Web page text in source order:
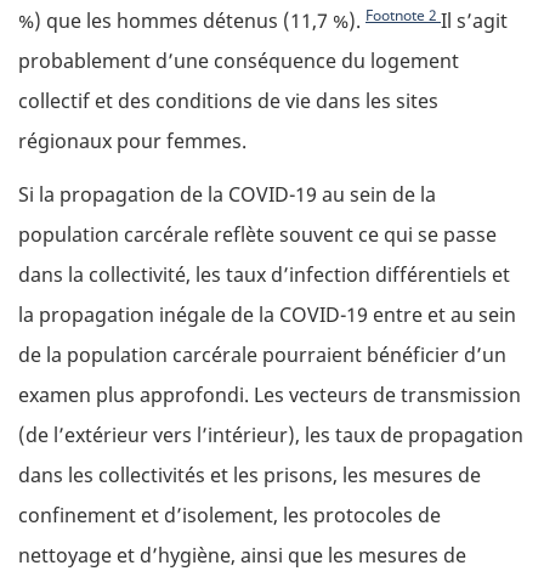
%) que les hommes détenus (11,7 %). Footnote2 Il s’agit
probablement d’une conséquence du logement
collectif et des conditions de vie dans les sites
régionaux pour femmes.
Si la propagation de la COVID-19 au sein de la
population carcérale reflète souvent ce qui se passe
dans la collectivité, les taux d’infection différentiels et
la propagation inégale de la COVID-19 entre et au sein
de la population carcérale pourraient bénéficier d’un
examen plus approfondi. Les vecteurs de transmission
(de l’extérieur vers l’intérieur), les taux de propagation
dans les collectivités et les prisons, les mesures de
confinement et d’isolement, les protocoles de
nettoyage et d’hygiène, ainsi que les mesures de